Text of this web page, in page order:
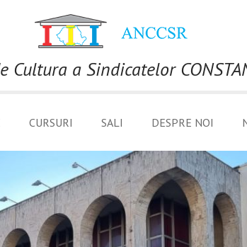
Cultura a Sindicatelor
CURSURI SALI DESPRE NOI